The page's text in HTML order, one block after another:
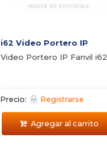
i62 Video Portero IP
Video Portero IP Fanvil i62
Precio: Registrarse
Agregar al carrito